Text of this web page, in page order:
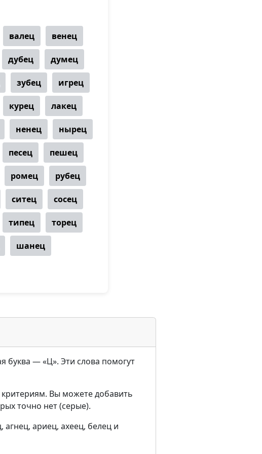
валец венец
дубец думец
зубец игрец
курец лакец
ненец нырец
песец пешец
ромец рубец
ситец сосец
типец торец
шанец
буква — «Ц». Эти слова помогут
Вы можете добавить
точно нет (серые).
агнец, ариец, ахеец, белец и